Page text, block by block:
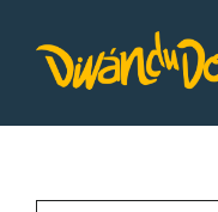
contenido